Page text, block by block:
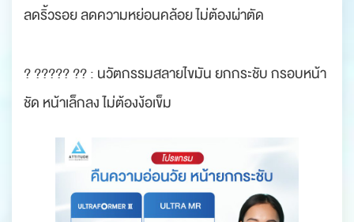
ลดริ้วรอย ลดความหย่อนคล้อย ไม่ต้องผ่าตัด
? ????? ?? : นวัตกรรมสลายไขมัน ยกกระชับ กรอบหน้า
ชัด หน้าเล็กลง ไม่ต้องง้อเข็ม